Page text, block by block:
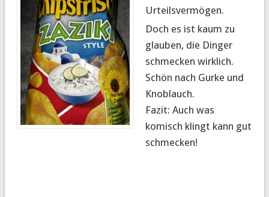
Urteilsvermögen.
Doch es ist kaum zu
glauben, die Dinger
schmecken wirklich.
Schön nach Gurke und
Knoblauch.
Fazit: Auch was
komisch klingt kann gut
schmecken!